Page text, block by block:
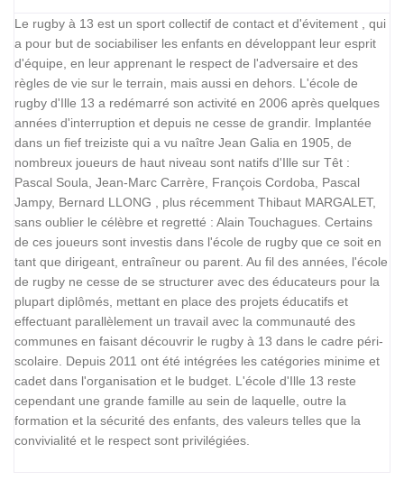
Le rugby à 13 est un sport collectif de contact et d'évitement , qui
a pour but de sociabiliser les enfants en développant leur esprit
d'équipe, en leur apprenant le respect de l'adversaire et des
règles de vie sur le terrain, mais aussi en dehors. L'école de
rugby d'Ille 13 a redémarré son activité en 2006 après quelques
années d'interruption et depuis ne cesse de grandir. Implantée
dans un fief treiziste qui a vu naître Jean Galia en 1905, de
nombreux joueurs de haut niveau sont natifs d'Ille sur Têt :
Pascal Soula, Jean-Marc Carrère, François Cordoba, Pascal
Jampy, Bernard LLONG , plus récemment Thibaut MARGALET,
sans oublier le célèbre et regretté : Alain Touchagues. Certains
de ces joueurs sont investis dans l'école de rugby que ce soit en
tant que dirigeant, entraîneur ou parent. Au fil des années, l'école
de rugby ne cesse de se structurer avec des éducateurs pour la
plupart diplômés, mettant en place des projets éducatifs et
effectuant parallèlement un travail avec la communauté des
communes en faisant découvrir le rugby à 13 dans le cadre péri-
scolaire. Depuis 2011 ont été intégrées les catégories minime et
cadet dans l'organisation et le budget. L'école d'Ille 13 reste
cependant une grande famille au sein de laquelle, outre la
formation et la sécurité des enfants, des valeurs telles que la
convivialité et le respect sont privilégiées.